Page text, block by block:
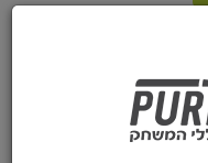
משקפי RUDY PROJECT
RYDON